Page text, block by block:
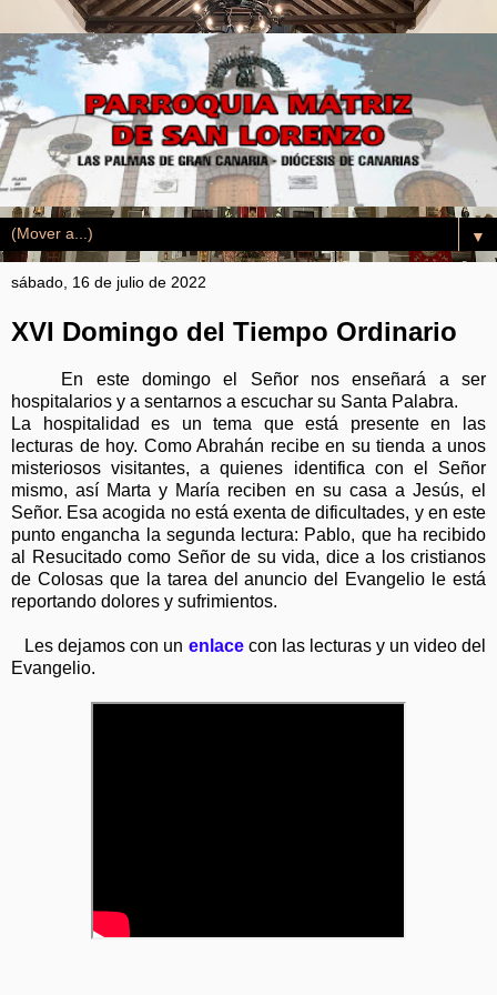
▼
sábado, 16 de julio de 2022
XVI Domingo del Tiempo Ordinario
En este domingo el Señor nos enseñará a ser
hospitalarios y a sentarnos a escuchar su Santa Palabra.
La hospitalidad es un tema que está presente en las
lecturas de hoy. Como Abrahán recibe en su tienda a unos
misteriosos visitantes, a quienes identifica con el Señor
mismo, así Marta y María reciben en su casa a Jesús, el
Señor. Esa acogida no está exenta de dificultades, y en este
punto engancha la segunda lectura: Pablo, que ha recibido
al Resucitado como Señor de su vida, dice a los cristianos
de Colosas que la tarea del anuncio del Evangelio le está
reportando dolores y sufrimientos.
Les dejamos con un enlace con las lecturas y un video del
Evangelio.